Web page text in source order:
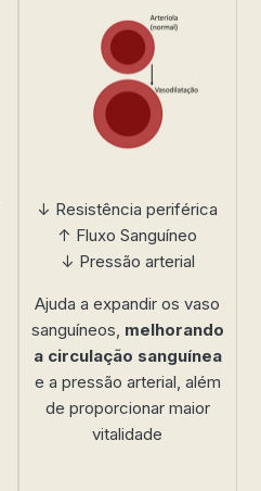
↓ Resistência periférica
↑ Fluxo Sanguíneo
↓ Pressão arterial
Ajuda a expandir os vaso
sanguíneos, melhorando
a circulação sanguínea
e a pressão arterial, além
de proporcionar maior
vitalidade